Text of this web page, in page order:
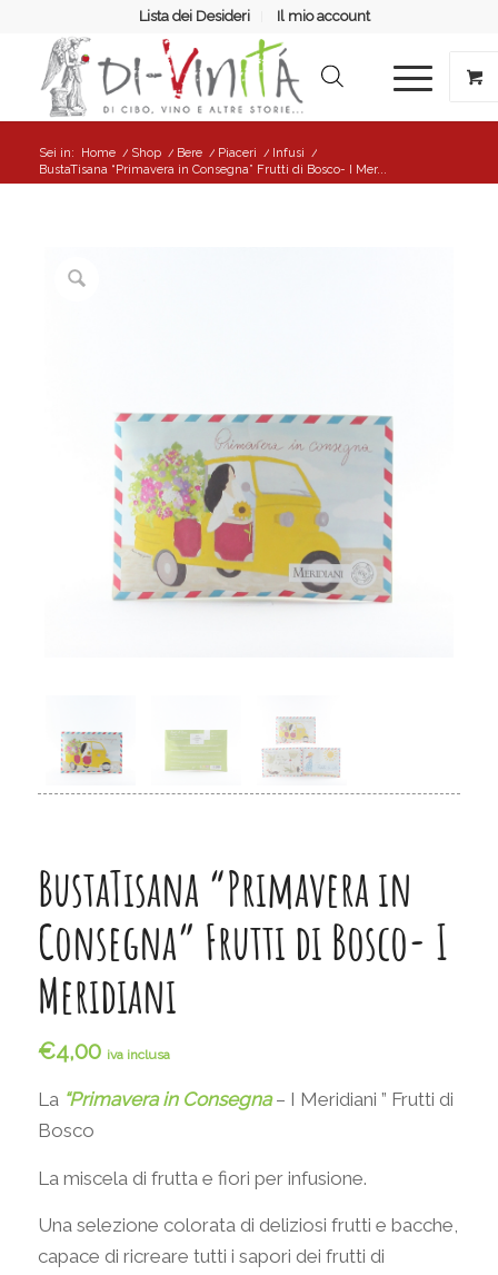
Lista dei Desideri Il mio account
Sei in: Home / Shop / Bere / Piaceri / Infusi /
BustaTisana “Primavera in Consegna” Frutti di Bosco- I Mer...
BustaTisana “Primavera in
Consegna” Frutti di Bosco- I
Meridiani
€4,00 iva inclusa
La “Primavera in Consegna – I Meridiani ” Frutti di
Bosco
La miscela di frutta e fiori per infusione.
Una selezione colorata di deliziosi frutti e bacche,
capace di ricreare tutti i sapori dei frutti di